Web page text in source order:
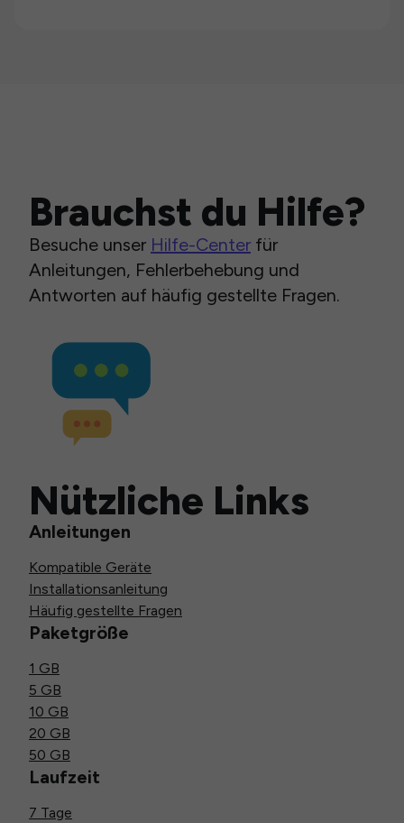
Brauchst du Hilfe?
Besuche unser Hilfe-Center für
Anleitungen, Fehlerbehebung und
Antworten auf häufig gestellte Fragen.
Nützliche Links
Anleitungen
Kompatible Geräte
Installationsanleitung
Häufig gestellte Fragen
Paketgröße
1 GB
5 GB
10 GB
20 GB
50 GB
Laufzeit
7 Tage